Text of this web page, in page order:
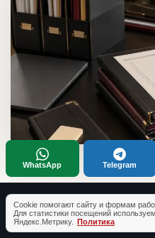
ТИПОВЫЕ
Cookie помогают сайту и формам
Для статистики посещений используем
Яндекс.Метрику. Политика
WhatsApp Telegram